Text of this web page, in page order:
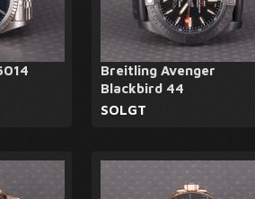
Breitling Avenger
Blackbird 44
SOLGT